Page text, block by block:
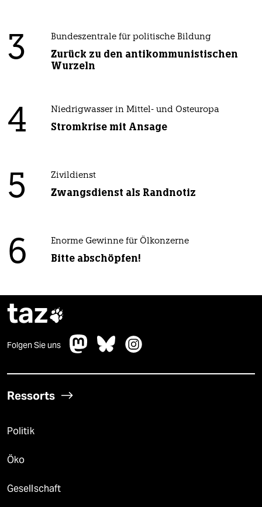
3 Bundeszentrale für politische Bildung
Zurück zu den antikommunistischen
Wurzeln
4 Niedrigwasser in Mittel- und Osteuropa
Stromkrise mit Ansage
5 Zivildienst
Zwangsdienst als Randnotiz
6 Enorme Gewinne für Ölkonzerne
Bitte abschöpfen!
taz
Folgen Sie uns
Ressorts
Politik
Öko
Gesellschaft